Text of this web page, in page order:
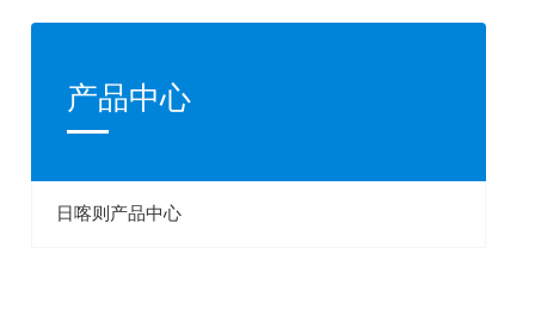
产品中心
日喀则产品中心